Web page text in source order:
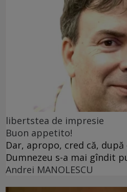
libertstea de impresie
Buon appetito!
Dar, apropo, cred că,
Dumnezeu s-a mai gîndit
Andrei MANOLESCU